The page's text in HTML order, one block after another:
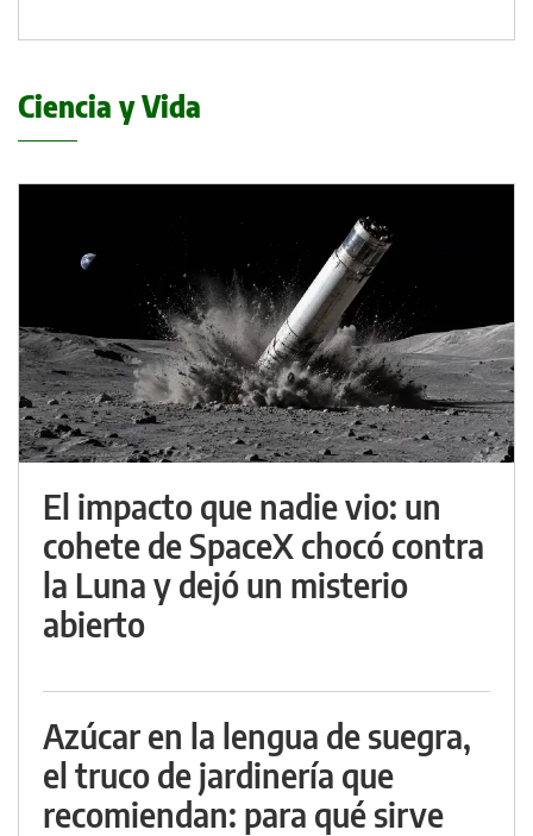
Ciencia y Vida
El impacto que nadie vio: un
cohete de SpaceX chocó contra
la Luna y dejó un misterio
abierto
Azúcar en la lengua de suegra,
el truco de jardinería que
recomiendan: para qué sirve